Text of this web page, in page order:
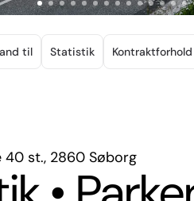
til Statistik Kontraktforhold
40 st., 2860 Søborg